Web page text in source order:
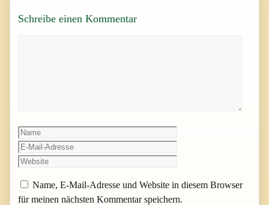
Schreibe einen Kommentar
Name
Name, E-Mail-Adresse und Website in diesem Browser
für meinen nächsten Kommentar speichern.